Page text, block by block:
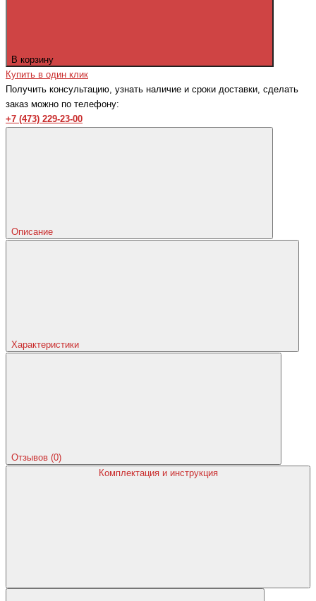
В корзину
Купить в один клик
Получить консультацию, узнать наличие и сроки доставки, сделать
заказ можно по телефону:
+7 (473) 229-23-00
Описание
Характеристики
Отзывов (0)
Комплектация и инструкция